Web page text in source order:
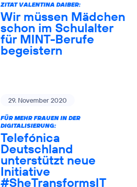
ZITAT VALENTINA DAIBER:
Wir müssen Mädchen
schon im Schulalter
für MINT-Berufe
begeistern
29. November 2020
FÜR MEHR FRAUEN IN DER
DIGITALISIERUNG:
Telefónica
Deutschland
unterstützt neue
Initiative
#SheTransformsIT